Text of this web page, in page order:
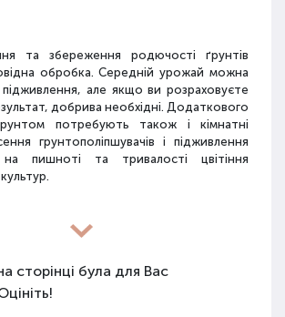
та збереження родючості ґрунтів
обробка. Середній урожай можна
але якщо ви розраховуєте
добрива необхідні. Додаткового
потребують також і кімнатні
грунтополіпшувачів і підживлення
на пишноті та тривалості цвітіння
засобів для покращення
поживних якостей ґрунту
різні види засобів: мінеральні
сторінці була для Вас